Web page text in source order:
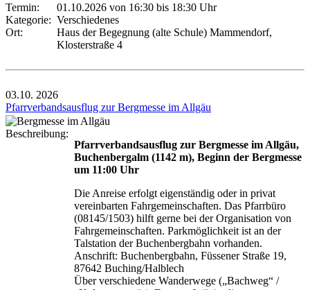
Termin:
01.10.2026 von 16:30 bis 18:30 Uhr
Kategorie: Verschiedenes
Ort:
Haus der Begegnung (alte Schule) Mammendorf,
Klosterstraße 4
03.10. 2026
Pfarrverbandsausflug zur Bergmesse im Allgäu
Beschreibung:
Pfarrverbandsausflug zur Bergmesse im Allgäu,
Buchenbergalm (1142 m), Beginn der Bergmesse
um 11:00 Uhr
Die Anreise erfolgt eigenständig oder in privat
vereinbarten Fahrgemeinschaften. Das Pfarrbüro
(08145/1503) hilft gerne bei der Organisation von
Fahrgemeinschaften. Parkmöglichkeit ist an der
Talstation der Buchenbergbahn vorhanden.
Anschrift: Buchenbergbahn, Füssener Straße 19,
87642 Buching/Halblech
Über verschiedene Wanderwege („Bachweg“ /